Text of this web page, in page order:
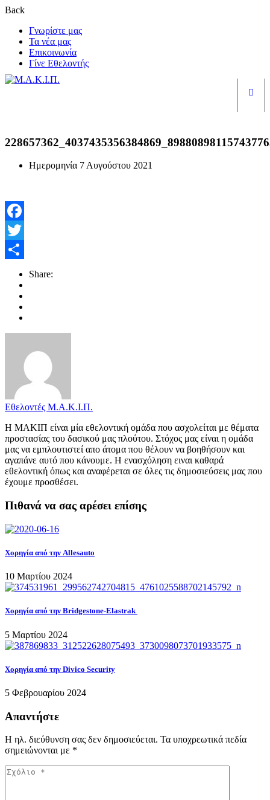
Back
Γνωρίστε μας
Τα νέα μας
Επικοινωνία
Γίνε Εθελοντής
Ημερομηνία 7 Αυγούστου 2021
Facebook
Twitter
Μοιραστείτε
Share:
Εθελοντές Μ.Α.Κ.Ι.Π.
Η ΜΑΚΙΠ είναι μία εθελοντική ομάδα που ασχολείται με θέματα
προστασίας του δασικού μας πλούτου. Στόχος μας είναι η ομάδα
μας να εμπλουτιστεί απο άτομα που θέλουν να βοηθήσουν και
αγαπάνε αυτό που κάνουμε. Η ενασχόληση ειναι καθαρά
εθελοντική όπως και αναφέρεται σε όλες τις δημοσιεύσεις μας που
έχουμε προσθέσει.
Πιθανά να σας αρέσει επίσης
Χορηγία από την Allesauto
10 Μαρτίου 2024
Χορηγία από την Bridgestone-Elastrak
5 Μαρτίου 2024
Χορηγία από την Divico Security
5 Φεβρουαρίου 2024
Απαντήστε
Η ηλ. διεύθυνση σας δεν δημοσιεύεται. Τα υποχρεωτικά πεδία
σημειώνονται με *